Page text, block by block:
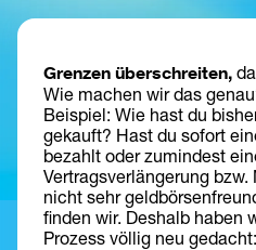
Grenzen überschreiten,
Wie machen wir das
Beispiel: Wie hast du
gekauft? Hast du sofort
bezahlt oder zumindest
Vertragsverlängerung
nicht sehr
finden wir. Deshalb haben
Prozess völlig neu gedacht: